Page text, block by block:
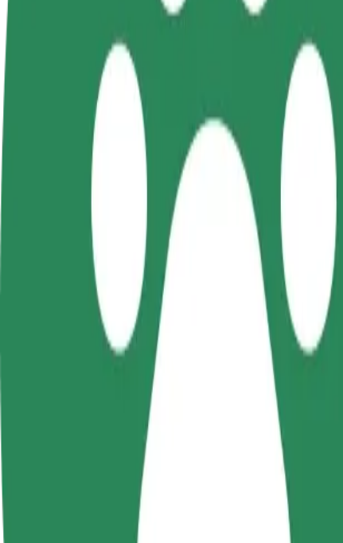
Станете водач
Генерирайте приходи по
собствените си условия
Доставяйте храна и ще
изплащане на дължимата ви
Как да стигнете от Dworzec Zachodni до C.H.
Търсите най-добрия начин да стигнете от Dworzec Zachodni
Dworzec Zachodni
C.H. Manhattan
Удобството и комфортът са само на няколко клика разстояние!
Надеждни пътувания със стандартни автомобили със средни
Приблизително време за пътуване
Приблизително разстояние